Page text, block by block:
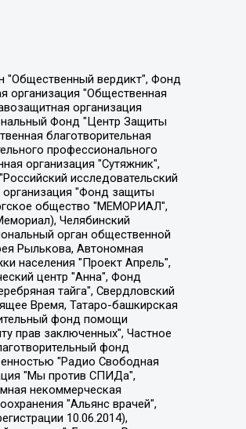
коммуникаций "ИНТЕРРА", Маяковская Екатерина Алексеевна, Фейгин Марк Захарович, Филимонов Андрей Викторович, Дзугкоева Регина Николаевна, Доброхотов Роман Александрович, Дудь Юрий Александрович, Елкин Сергей Владимирович, Кругликов Кирилл Игоревич, Сабунаева Мария Леонидовна, Семенов Алексей Владимирович, Шаинян Карен Багратович, Шульман Екатерина Михайловна, Асафьев Артур Валерьевич, Вахштайн Виктор Семенович, Венедиктов Алексей Алексеевич, Лушникова Екатерина Евгеньевна, Волков Леонид Михайлович, Невзоров Александр Глебович, Пархоменко Сергей Борисович, Сироткин Ярослав Николаевич, Кара-Мурза Владимир Владимирович, Баранова Наталья Владимировна, Гозман Леонид Яковлевич, Кагарлицкий Борис Юльевич, Климарев Михаил Валерьевич, Милов Владимир Станиславович, Автономная некоммерческая организация Краснодарский центр современного искусства "Типография", Моргенштерн Алишер Тагирович, Соболь Любовь Эдуардовна, Общество с ограниченной ответственностью "ЛИЗА НОРМ", Каспаров Гарри Кимович, Ходорковский Михаил Борисович, Общество с ограниченной ответственностью "Апрельские тезисы", Данилович Ирина Брониславовна, Кашин Олег Владимирович, Петров Николай Владимирович, Пивоваров Алексей Владимирович, Соколов Михаил Владимирович, Цветкова Юлия Владимировна, Чичваркин Евгений Александрович, Комитет против пыток/Команда против пыток, Общество с ограниченной ответственностью "Первый научный", Общество с ограниченной ответственностью "Вертолет и ко", Белоцерковская Вероника Борисовна, Кац Максим Евгеньевич, Лазарева Татьяна Юрьевна, Шаведдинов Руслан Табризович, Яшин Илья Валерьевич, Общество с ограниченной ответственностью "Иноагент ААВ", Алешковский Дмитрий Петрович, Альбац Евгения Марковна, Быков Дмитрий Львович, Галямина Юлия Евгеньевна, Лойко Сергей Леонидович, Мартынов Кирилл Константинович, Медведев Сергей Александрович, Крашенинников Федор Геннадиевич, Гордеева Катерина Вл